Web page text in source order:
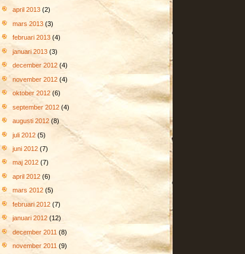
april 2013 (2)
mars 2013 (3)
februari 2013 (4)
januari 2013 (3)
december 2012 (4)
november 2012 (4)
oktober 2012 (6)
september 2012 (4)
augusti 2012 (8)
juli 2012 (5)
juni 2012 (7)
maj 2012 (7)
april 2012 (6)
mars 2012 (5)
februari 2012 (7)
januari 2012 (12)
december 2011 (8)
november 2011 (9)